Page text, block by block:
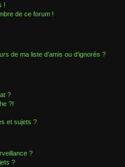
!
de ce forum !
de ma liste d’amis ou d’ignorés ?
?
?!
et sujets ?
?
?